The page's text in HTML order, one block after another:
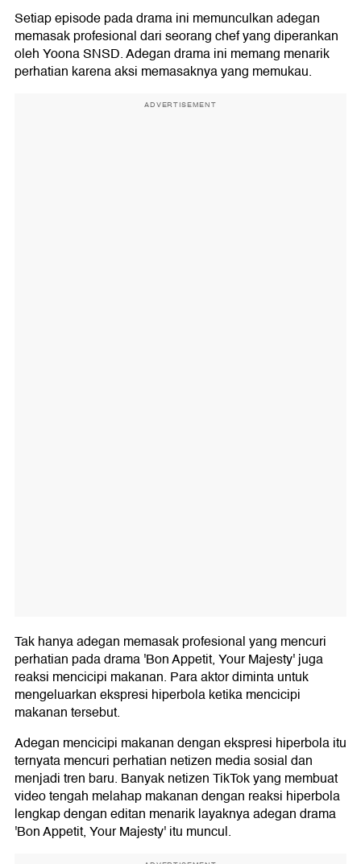
Setiap episode pada drama ini memunculkan adegan
memasak profesional dari seorang chef yang diperankan
oleh Yoona SNSD. Adegan drama ini memang menarik
perhatian karena aksi memasaknya yang memukau.
ADVERTISEMENT
Tak hanya adegan memasak profesional yang mencuri
perhatian pada drama 'Bon Appetit, Your Majesty' juga
reaksi mencicipi makanan. Para aktor diminta untuk
mengeluarkan ekspresi hiperbola ketika mencicipi
makanan tersebut.
Adegan mencicipi makanan dengan ekspresi hiperbola itu
ternyata mencuri perhatian netizen media sosial dan
menjadi tren baru. Banyak netizen TikTok yang membuat
video tengah melahap makanan dengan reaksi hiperbola
lengkap dengan editan menarik layaknya adegan drama
'Bon Appetit, Your Majesty' itu muncul.